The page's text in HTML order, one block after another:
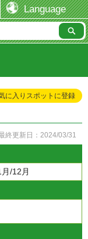
Language
に入りスポットに登録
終更新日：2024/03/31
/12月